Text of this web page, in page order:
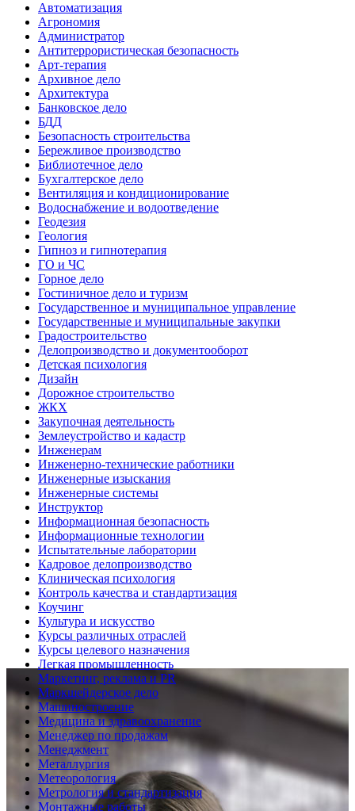
Автоматизация
Агрономия
Администратор
Антитеррористическая безопасность
Арт-терапия
Архивное дело
Архитектура
Банковское дело
БДД
Безопасность строительства
Бережливое производство
Библиотечное дело
Бухгалтерское дело
Вентиляция и кондиционирование
Водоснабжение и водоотведение
Геодезия
Геология
Гипноз и гипнотерапия
ГО и ЧС
Горное дело
Гостиничное дело и туризм
Государственное и муниципальное управление
Государственные и муниципальные закупки
Градостроительство
Делопроизводство и документооборот
Детская психология
Дизайн
Дорожное строительство
ЖКХ
Закупочная деятельность
Землеустройство и кадастр
Инженерам
Инженерно-технические работники
Инженерные изыскания
Инженерные системы
Инструктор
Информационная безопасность
Информационные технологии
Испытательные лаборатории
Кадровое делопроизводство
Клиническая психология
Контроль качества и стандартизация
Коучинг
Культура и искусство
Курсы различных отраслей
Курсы целевого назначения
Легкая промышленность
Маркетинг, реклама и PR
Маркшейдерское дело
Машиностроение
Медицина и здравоохранение
Менеджер по продажам
Менеджмент
Металлургия
Метеорология
Метрология и стандартизация
Монтажные работы